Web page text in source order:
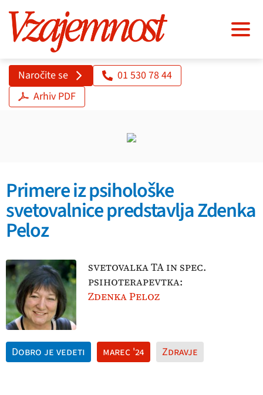
Naročite se
01 530 78 44
Arhiv PDF
Primere iz psihološke
svetovalnice predstavlja Zdenka
Peloz
svetovalka TA in spec.
psihoterapevtka:
Zdenka Peloz
Dobro je vedeti marec '24 Zdravje